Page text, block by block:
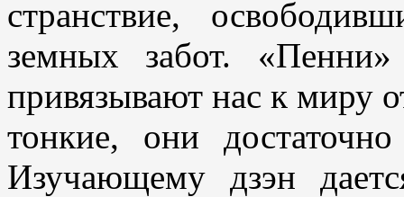
странствие,
земных забот.
привязывают нас к миру
тонкие, они
Изучающему дзэн